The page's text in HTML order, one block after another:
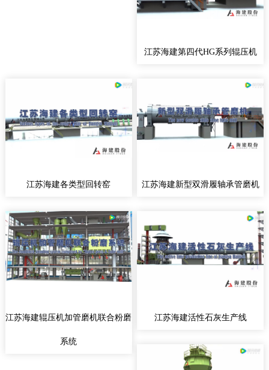
江苏海建第四代HG系列辊压机
江苏海建各类型回转窑 江苏海建新型双滑履轴承管磨机
江苏海建辊压机加管磨机联合粉磨
系统
江苏海建活性石灰生产线